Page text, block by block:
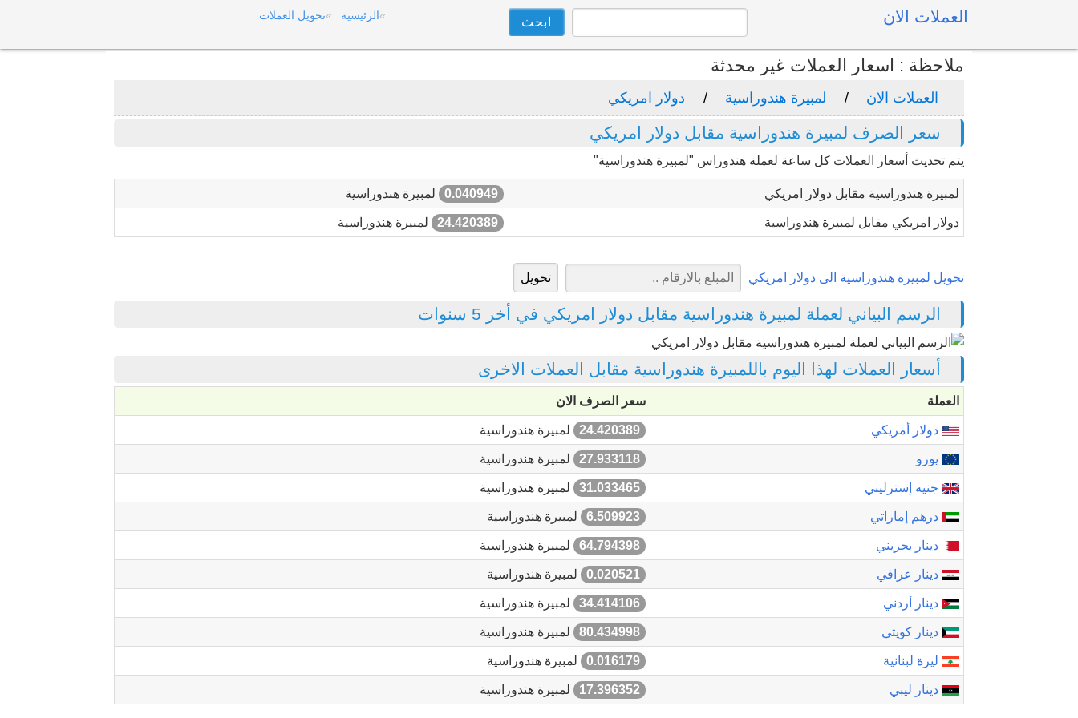
العملات الان الرئيسية تحويل العملات
ملاحظة : اسعار العملات غير محدثة
العملات الان لمبيرة هندوراسية دولار امريكي
سعر الصرف لمبيرة هندوراسية مقابل دولار امريكي
يتم تحديث أسعار العملات كل ساعة لعملة هندوراس "لمبيرة هندوراسية"
لمبيرة هندوراسية مقابل دولار امريكي 0.040949 لمبيرة هندوراسية
دولار امريكي مقابل لمبيرة هندوراسية 24.420389 لمبيرة هندوراسية
تحويل لمبيرة هندوراسية الى دولار امريكي
الرسم البياني لعملة لمبيرة هندوراسية مقابل دولار امريكي في أخر 5 سنوات
أسعار العملات لهذا اليوم باللمبيرة هندوراسية مقابل العملات الاخرى
العملة سعر الصرف الان
دولار أمريكي 24.420389 لمبيرة هندوراسية
يورو 27.933118 لمبيرة هندوراسية
جنيه إسترليني 31.033465 لمبيرة هندوراسية
درهم إماراتي 6.509923 لمبيرة هندوراسية
دينار بحريني 64.794398 لمبيرة هندوراسية
دينار عراقي 0.020521 لمبيرة هندوراسية
دينار أردني 34.414106 لمبيرة هندوراسية
دينار كويتي 80.434998 لمبيرة هندوراسية
ليرة لبنانية 0.016179 لمبيرة هندوراسية
دينار ليبي 17.396352 لمبيرة هندوراسية